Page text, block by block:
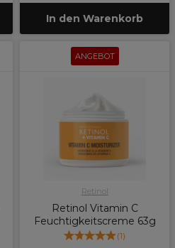
In den Warenkorb
ANGEBOT
Retinol
Retinol Vitamin C
Feuchtigkeitscreme 63g
(1)